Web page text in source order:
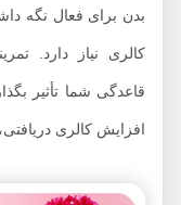
بدن برای فعال نگه داشتن
کالری نیاز دارد.
قاعدگی شما تأثیر
افزایش کالری دریافتی،